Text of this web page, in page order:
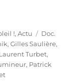
!,Actu Étiquettes
Doc.
,Gilles Saulière,
Turbet,
, Patrick